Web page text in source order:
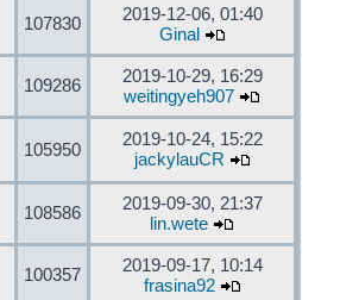
107830
2019-12-06, 01:40
Ginal
109286
2019-10-29, 16:29
weitingyeh907
105950
2019-10-24, 15:22
jackylauCR
108586
2019-09-30, 21:37
lin.wete
100357
2019-09-17, 10:14
frasina92